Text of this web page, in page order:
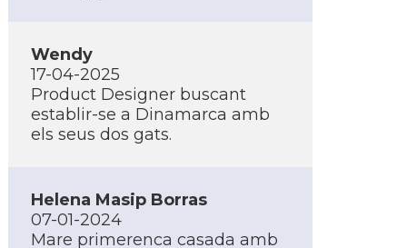
Wendy
17-04-2025
Product Designer buscant
establir-se a Dinamarca amb
els seus dos gats.
Helena Masip Borras
07-01-2024
Mare primerenca casada amb